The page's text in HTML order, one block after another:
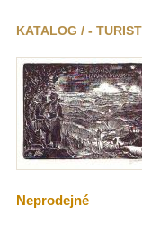
KATALOG / -
Neprodejné